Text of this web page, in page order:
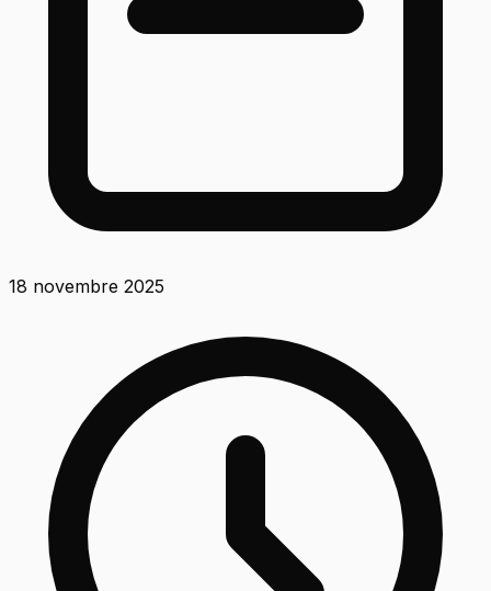
18 novembre 2025